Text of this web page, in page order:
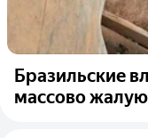
Бразильские
массово